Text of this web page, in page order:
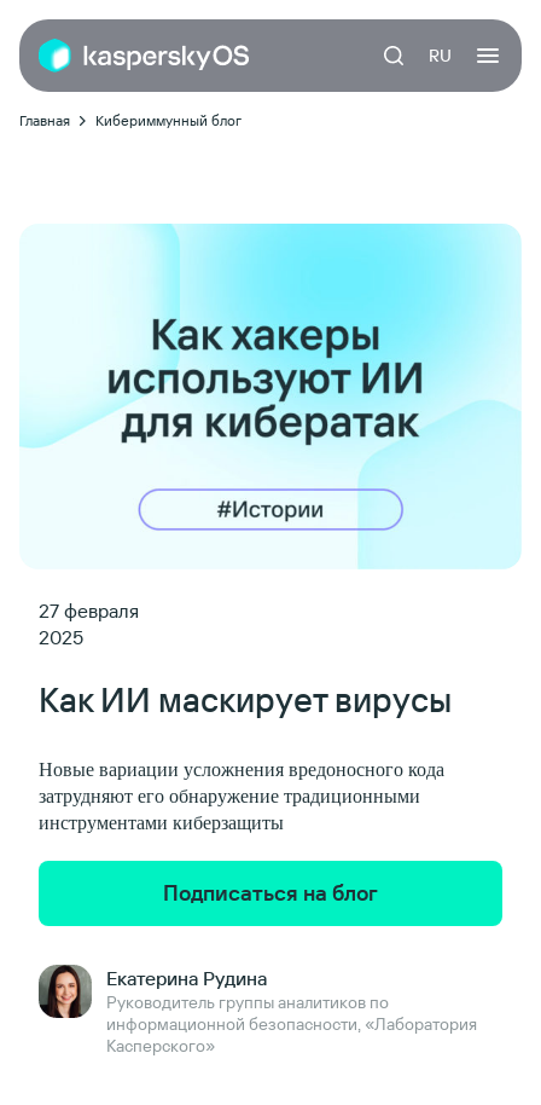
RU
Главная Кибериммунный блог
27 февраля
2025
Как ИИ маскирует вирусы
Новые вариации усложнения вредоносного кода
затрудняют его обнаружение традиционными
инструментами киберзащиты
Подписаться на блог
Екатерина Рудина
Руководитель группы аналитиков по
информационной безопасности, «Лаборатория
Касперского»